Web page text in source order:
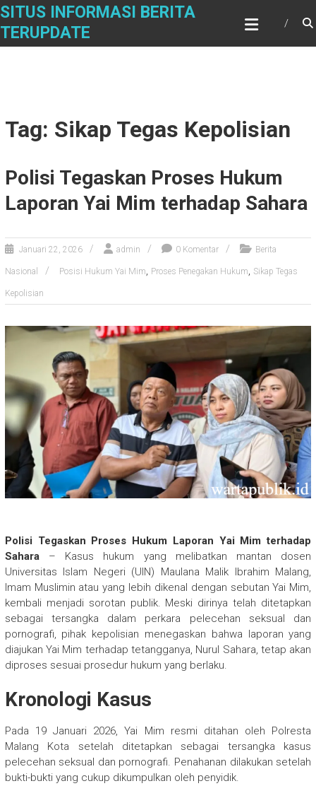
Skip
content
SITUS INFORMASI BERITA
TERUPDATE
Tag: Sikap Tegas Kepolisian
Polisi Tegaskan Proses Hukum
Laporan Yai Mim terhadap Sahara
Januari 22, 2026 admin 0 Komentar Berita
Nasional Posisi Hukum Yai Mim, Proses Penegakan Hukum, Sikap Tegas
Kepolisian
Polisi Tegaskan Proses Hukum Laporan Yai Mim terhadap
Sahara– Kasus hukum yang melibatkan mantan dosen
Universitas Islam Negeri (UIN) Maulana Malik Ibrahim Malang,
Imam Muslimin atau yang lebih dikenal dengan sebutan Yai Mim,
kembali menjadi sorotan publik. Meski dirinya telah ditetapkan
sebagai tersangka dalam perkara pelecehan seksual dan
pornografi, pihak kepolisian menegaskan bahwa laporan yang
diajukan Yai Mim terhadap tetangganya, Nurul Sahara, tetap akan
diproses sesuai prosedur hukum yang berlaku.
Kronologi Kasus
Pada 19 Januari 2026, Yai Mim resmi ditahan oleh Polresta
Malang Kota setelah ditetapkan sebagai tersangka kasus
pelecehan seksual dan pornografi. Penahanan dilakukan setelah
bukti-bukti yang cukup dikumpulkan oleh penyidik.